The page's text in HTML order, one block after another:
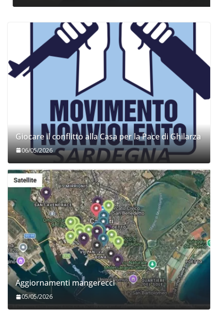
Giocare il conflitto alla Casa per la Pace di Ghilarza
06/05/2026
Aggiornamenti mangerecci
05/05/2026